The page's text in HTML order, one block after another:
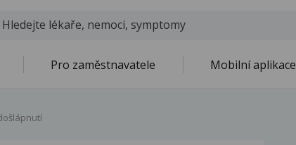
Pro zaměstnavatele Mobilní aplikace